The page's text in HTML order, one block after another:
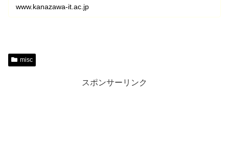
www.kanazawa-it.ac.jp
misc
スポンサーリンク